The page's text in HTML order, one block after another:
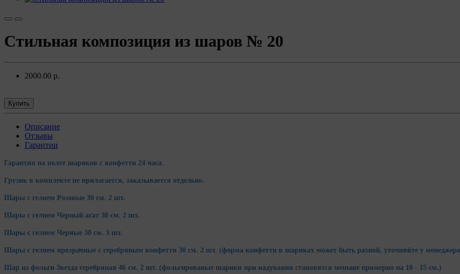
Стильная композиция из шаров № 20
2000.00 р.
Купить
Описание
Отзывы
Гарантии
Гарантия на полет шариков с конфетти 24 часа.
Грузик в комплекте не прилагается, заказывается отдельно.
Шары с гелием Розовые 30 см. 2 шт.
Шары с гелием Черный агат 30 см. 2 шт.
Шары с гелием Черные 30 см. 3 шт.
Шары с гелием прозрачные с серебряным конфетти 30 см. 2 шт. (форма конфетти в шариках может быть разной, уточняйте у
Шар из фольги Звезда серебряная 46 см. 2 шт. (фольгированые шарики при надувании становятся меньше примерно на 10 - 15 см.)